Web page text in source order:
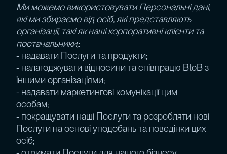
Ми можемо використовувати Персональні дані,
які ми збираємо від осіб, які представляють
організації, такі як наші корпоративні клієнти та
постачальники,:
- надавати Послуги та продукти;
- налагоджувати відносини та співпрацю BtoB з
іншими організаціями;
- надавати маркетингові комунікації цим
особам;
- покращувати наші Послуги та розробляти нові
Послуги на основі уподобань та поведінки цих
осіб;